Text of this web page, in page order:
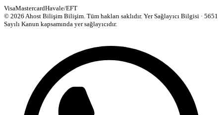
VisaMastercardHavale/EFT
© 2026 Ahost Bilişim Bilişim. Tüm hakları saklıdır. Yer Sağlayıcı Bilgisi · 5651
Sayılı Kanun kapsamında yer sağlayıcıdır.